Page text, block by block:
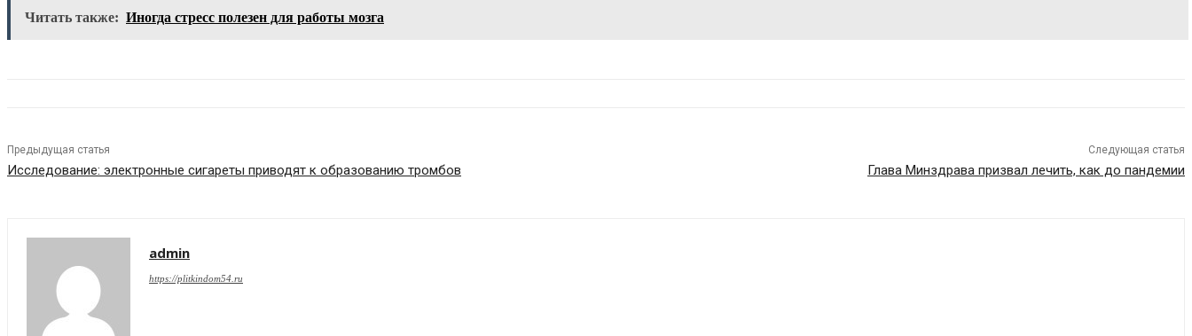
Читать также: Иногда стресс полезен для работы мозга
Предыдущая статья
Исследование: электронные сигареты приводят к образованию тромбов
Следующая статья
Глава Минздрава призвал лечить, как до пандемии
admin
https://plitkindom54.ru